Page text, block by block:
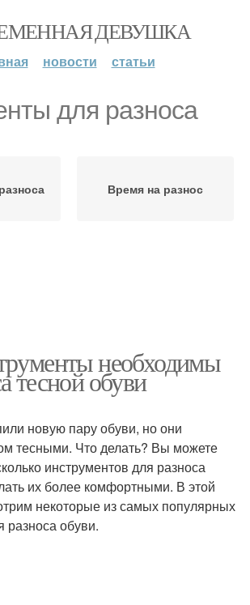
ДЕВУШКА
новости статьи
для разноса
Время на разнос
необходимы
тесной обуви
новую пару обуви, но они
тесными. Что делать? Вы можете
инструментов для разноса
их более комфортными. В этой
некоторые из самых популярных
разноса обуви.